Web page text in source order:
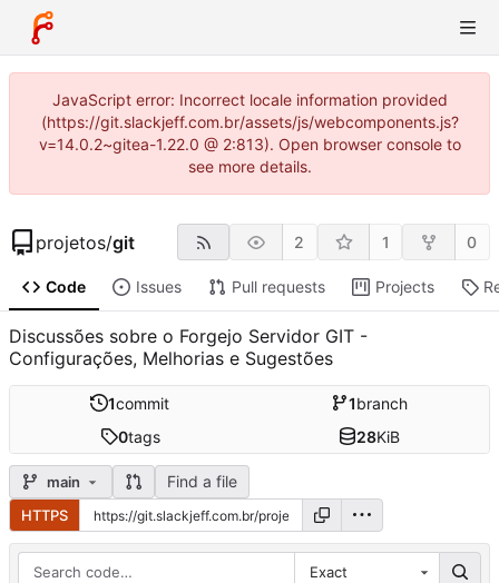
JavaScript error: Incorrect locale information provided
(https://git.slackjeff.com.br/assets/js/webcomponents.js?
v=14.0.2~gitea-1.22.0 @ 2:813). Open browser console to
see more details.
projetos/git 2 1 0
Code Issues Pull requests Projects
Discussões sobre o Forgejo Servidor GIT -
Configurações, Melhorias e Sugestões
1commit 1branch
0tags 28KiB
main Find a file
HTTPS
Exact